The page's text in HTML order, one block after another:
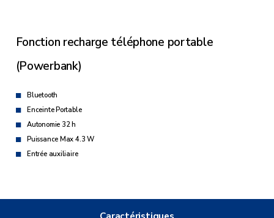
Fonction recharge téléphone portable
(Powerbank)
Bluetooth
Enceinte Portable
Autonomie 32 h
Puissance Max 4.3 W
Entrée auxiliaire